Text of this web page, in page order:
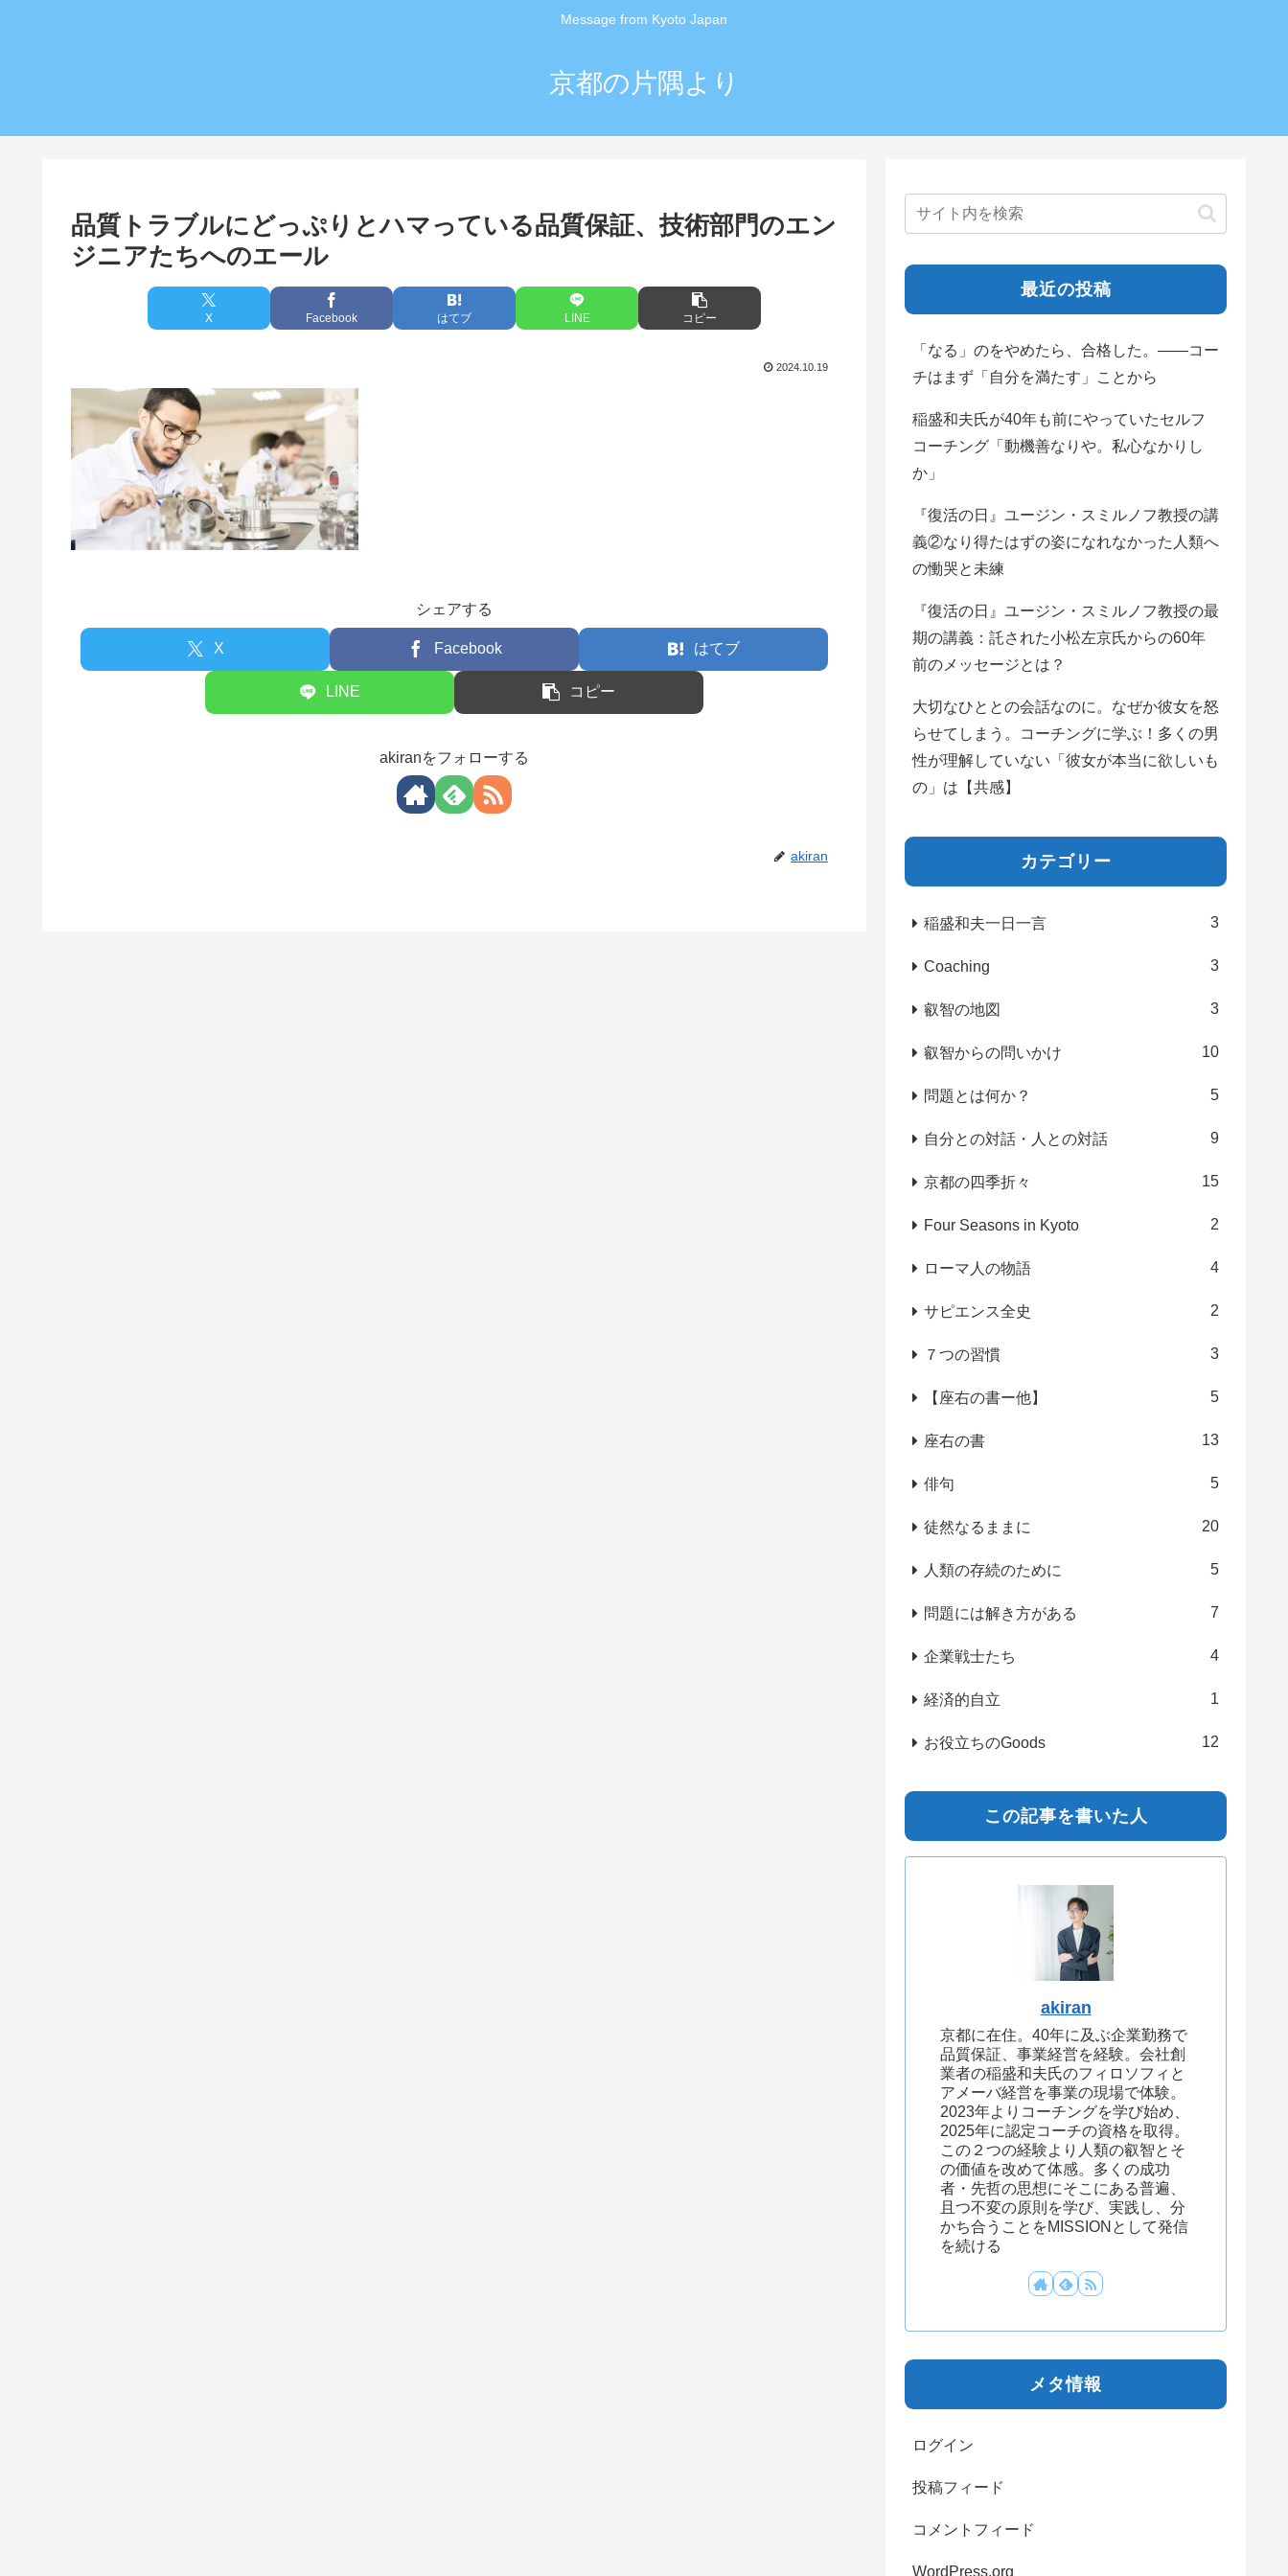
Message from Kyoto Japan
京都の片隅より
品質トラブルにどっぷりとハマっている品質保証、技術部門のエン
ジニアたちへのエール
X Facebook はてブ LINE コピー
2024.10.19
シェアする
X Facebook はてブ
LINE コピー
akiranをフォローする
akiran
最近の投稿
「なる」のをやめたら、合格した。——コー
チはまず「自分を満たす」ことから
稲盛和夫氏が40年も前にやっていたセルフ
コーチング「動機善なりや。私心なかりし
か」
『復活の日』ユージン・スミルノフ教授の講
義②なり得たはずの姿になれなかった人類へ
の慟哭と未練
『復活の日』ユージン・スミルノフ教授の最
期の講義：託された小松左京氏からの60年
前のメッセージとは？
大切なひととの会話なのに。なぜか彼女を怒
らせてしまう。コーチングに学ぶ！多くの男
性が理解していない「彼女が本当に欲しいも
の」は【共感】
カテゴリー
稲盛和夫一日一言 3
Coaching 3
叡智の地図 3
叡智からの問いかけ 10
問題とは何か？ 5
自分との対話・人との対話 9
京都の四季折々 15
Four Seasons in Kyoto 2
ローマ人の物語 4
サピエンス全史 2
７つの習慣 3
【座右の書ー他】 5
座右の書 13
俳句 5
徒然なるままに 20
人類の存続のために 5
問題には解き方がある 7
企業戦士たち 4
経済的自立 1
お役立ちのGoods 12
この記事を書いた人
akiran
京都に在住。40年に及ぶ企業勤務で
品質保証、事業経営を経験。会社創
業者の稲盛和夫氏のフィロソフィと
アメーバ経営を事業の現場で体験。
2023年よりコーチングを学び始め、
2025年に認定コーチの資格を取得。
この２つの経験より人類の叡智とそ
の価値を改めて体感。多くの成功
者・先哲の思想にそこにある普遍、
且つ不変の原則を学び、実践し、分
かち合うことをMISSIONとして発信
を続ける
メタ情報
ログイン
投稿フィード
コメントフィード
WordPress.org